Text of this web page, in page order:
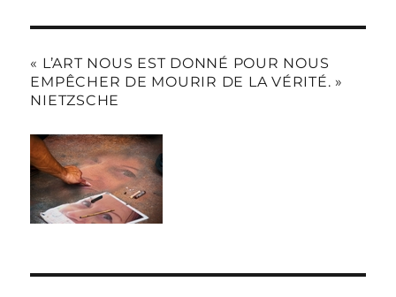
« L’ART NOUS EST DONNÉ POUR NOUS
EMPÊCHER DE MOURIR DE LA VÉRITÉ. »
NIETZSCHE